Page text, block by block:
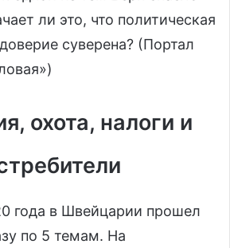
ли это, что политическая
суверена? (Портал
охота, налоги и
года в Швейцарии прошел
по 5 темам. На